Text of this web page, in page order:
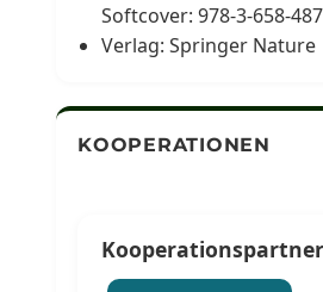
Softcover: 978-3-658-
Verlag: Springer Nature
KOOPERATIONEN